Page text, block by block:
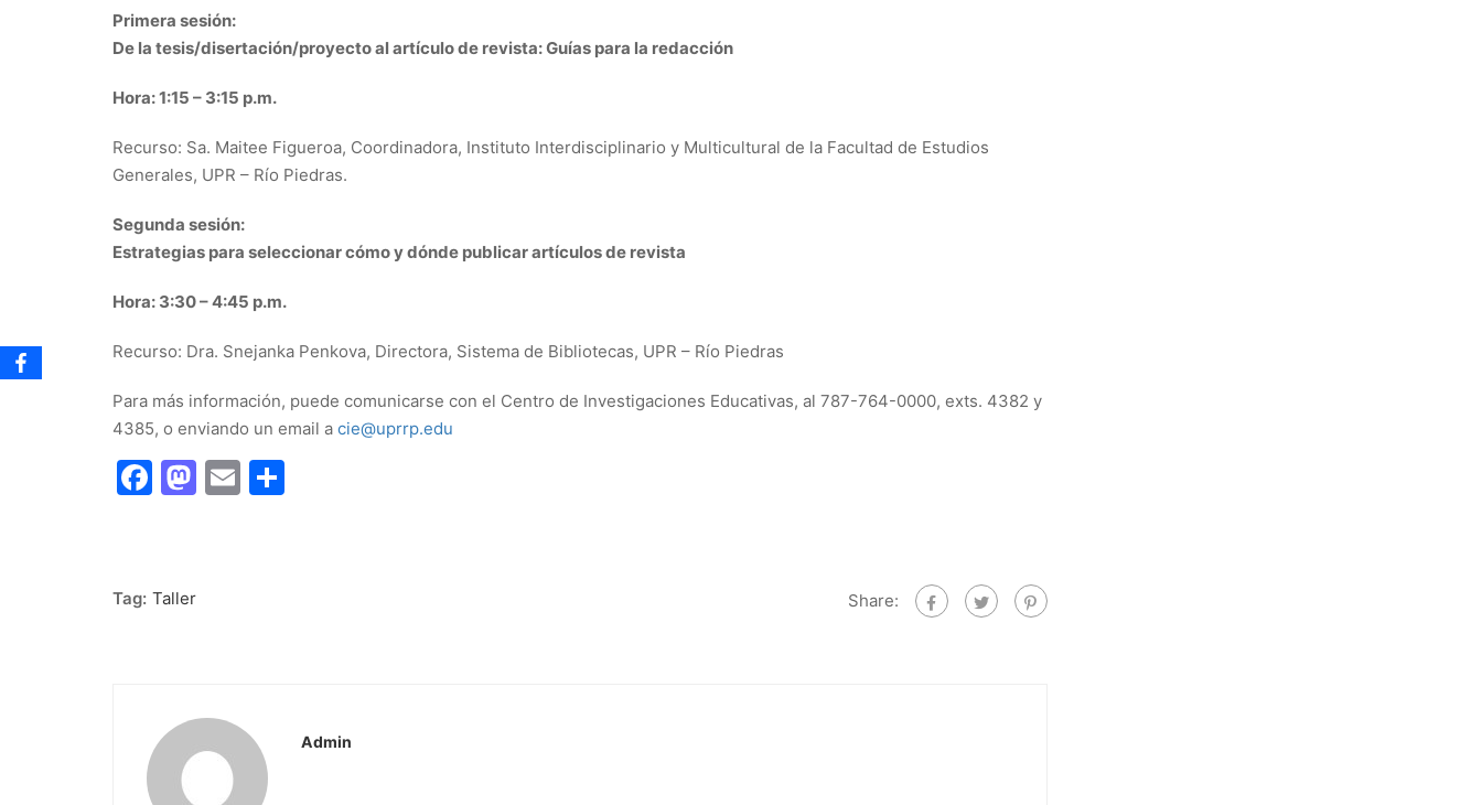
Primera sesión:
De la tesis/disertación/proyecto al artículo de revista: Guías para la redacción
Hora: 1:15 – 3:15 p.m.
Recurso: Sa. Maitee Figueroa, Coordinadora, Instituto Interdisciplinario y Multicultural de la Facultad de Estudios
Generales, UPR – Río Piedras.
Segunda sesión:
Estrategias para seleccionar cómo y dónde publicar artículos de revista
Hora: 3:30 – 4:45 p.m.
Recurso: Dra. Snejanka Penkova, Directora, Sistema de Bibliotecas, UPR – Río Piedras
Para más información, puede comunicarse con el Centro de Investigaciones Educativas, al 787-764-0000, exts. 4382 y
4385, o enviando un email a cie@uprrp.edu
Facebook
Mastodon
Email
Tag: Taller Share:
Admin